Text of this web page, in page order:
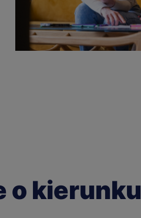
o kierunku